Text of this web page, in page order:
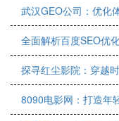
武汉GEO公司：优化
全面解析百度SEO优
探寻红尘影院：穿越
8090电影网：打造年